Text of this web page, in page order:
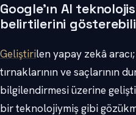
Google’ın AI
belirtilerini
Geliştirilen yapay zekâ
tırnaklarının ve saçlarının
bilgilendirmesi üzerine
bir teknolojiymiş gibi